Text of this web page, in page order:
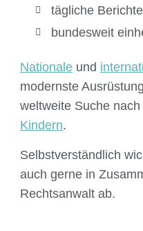
tägliche
bundesweit
Nationale und
modernste
weltweite Suche nach
Kindern.
Selbstverständlich
auch gerne in
Rechtsanwalt ab.